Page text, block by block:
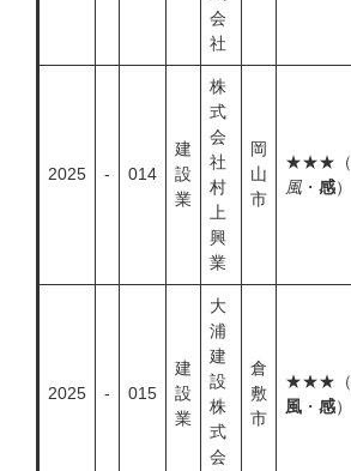
会
社
2025 - 014
建
設
業
株
式
会
社
村
上
興
業
岡
山
市
★★★（
風 ・ 感）
2025 - 015
建
設
業
大
浦
建
設
株
式
会
倉
敷
市
★★★（
風 ・ 感）